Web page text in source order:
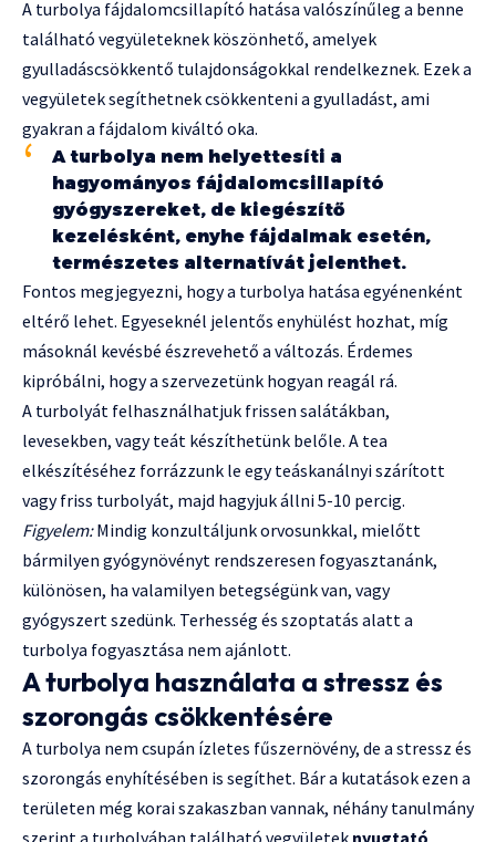
A turbolya fájdalomcsillapító hatása valószínűleg a benne
található vegyületeknek köszönhető, amelyek
gyulladáscsökkentő tulajdonságokkal rendelkeznek. Ezek a
vegyületek segíthetnek csökkenteni a gyulladást, ami
gyakran a fájdalom kiváltó oka.
A turbolya nem helyettesíti a
hagyományos fájdalomcsillapító
gyógyszereket, de kiegészítő
kezelésként, enyhe fájdalmak esetén,
természetes alternatívát jelenthet.
Fontos megjegyezni, hogy a turbolya hatása egyénenként
eltérő lehet. Egyeseknél jelentős enyhülést hozhat, míg
másoknál kevésbé észrevehető a változás. Érdemes
kipróbálni, hogy a szervezetünk hogyan reagál rá.
A turbolyát felhasználhatjuk frissen salátákban,
levesekben, vagy teát készíthetünk belőle. A tea
elkészítéséhez forrázzunk le egy teáskanálnyi szárított
vagy friss turbolyát, majd hagyjuk állni 5-10 percig.
Figyelem:Mindig konzultáljunk orvosunkkal, mielőtt
bármilyen gyógynövényt rendszeresen fogyasztanánk,
különösen, ha valamilyen betegségünk van, vagy
gyógyszert szedünk. Terhesség és szoptatás alatt a
turbolya fogyasztása nem ajánlott.
A turbolya használata a stressz és
szorongás csökkentésére
A turbolya nem csupán ízletes fűszernövény, de a stressz és
szorongás enyhítésében is segíthet. Bár a kutatások ezen a
területen még korai szakaszban vannak, néhány tanulmány
szerint a turbolyában található vegyületek nyugtató